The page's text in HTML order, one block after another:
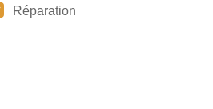
Réparation